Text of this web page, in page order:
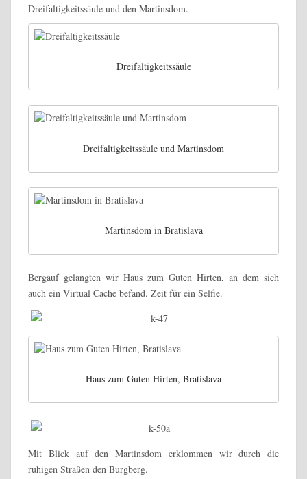
Dreifaltigkeitssäule und den Martinsdom.
Dreifaltigkeitssäule
Dreifaltigkeitssäule und Martinsdom
Martinsdom in Bratislava
Bergauf gelangten wir Haus zum Guten Hirten, an dem sich
auch ein Virtual Cache befand. Zeit für ein Selfie.
Haus zum Guten Hirten, Bratislava
Mit Blick auf den Martinsdom erklommen wir durch die
ruhigen Straßen den Burgberg.